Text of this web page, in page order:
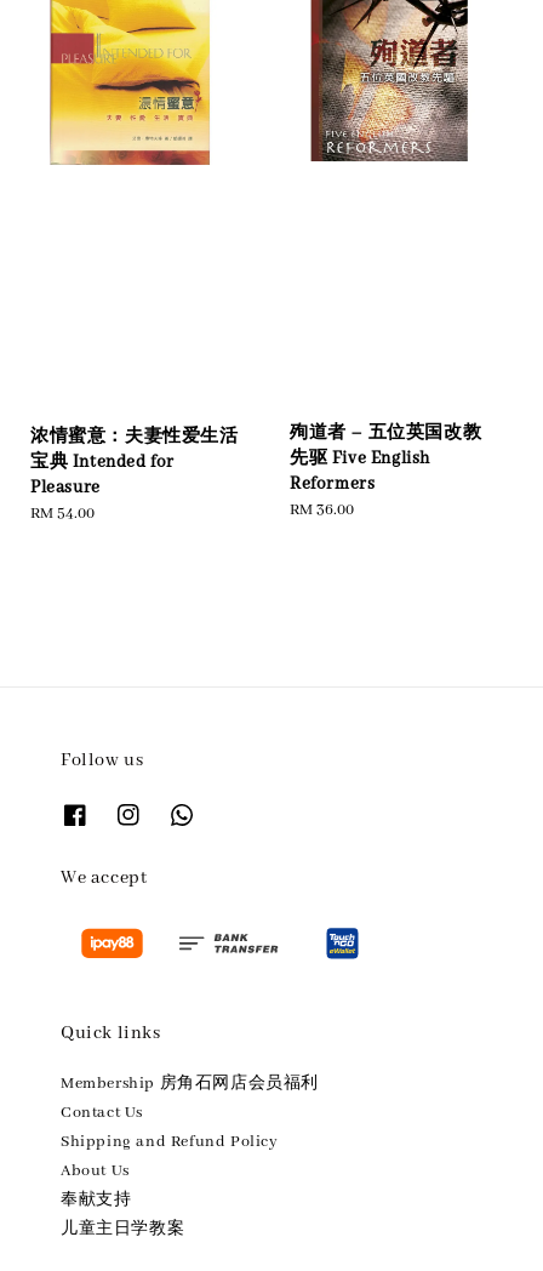
浓情蜜意：夫妻性爱生活
宝典 Intended for
Pleasure
Regular
RM 54.00
殉道者 – 五位英国改教
先驱 Five English
Reformers
Regular
RM 36.00
Follow us
We accept
Quick links
Membership 房角石网店会员福利
Contact Us
Shipping and Refund Policy
About Us
奉献支持
儿童主日学教案